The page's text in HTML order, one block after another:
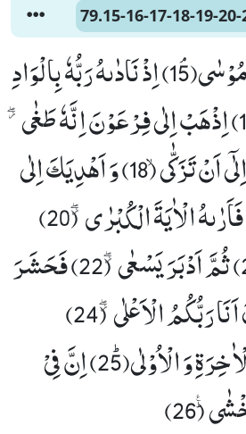
79.15-16-17-18-19-
هَلْ اَتٰىكَ حَدِیْثُ مُوْسٰىﭥ(15) اِذْ نَادٰىهُ رَبُّهٗ بِالْوَادِ
الْمُقَدَّسِ طُوًىۚ (16) اِذْهَبْ اِلٰى فِرْعَوْنَ اِنَّهٗ طَغٰى٘ ۖ
(17) فَقُلْ هَلْ لَّكَ اِلٰۤى اَنْ تَزَكّٰىۙ (18) وَ اَهْدِیَكَ اِلٰى
رَبِّكَ فَتَخْشٰىۚ (19) فَاَرٰىهُ الْاٰیَةَ الْكُبْرٰى٘ ۖ (20)
فَكَذَّبَ وَعَصٰى٘ ۖ (21) ثُمَّ اَدْبَرَ یَسْعٰى٘ ۖ (22) فَحَشَرَ
فَنَادٰى٘ ۖ (23) فَقَالَ اَنَا رَبُّكُمُ الْاَعْلٰى٘ ۖ (24)
فَاَخَذَهُ اللّٰهُ نَكَالَ الْاٰخِرَةِ وَ الْاُوْلٰىﭤ(25) اِنَّ فِیْ
(26)